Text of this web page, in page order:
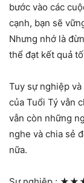
bước vào các
cạnh, bạn sẽ
Nhưng nhớ là
thể đạt kết quả
Tuy sự nghiệp
của Tuổi Tý vẫn
vẫn còn những
nghe và chia sẻ
nữa.